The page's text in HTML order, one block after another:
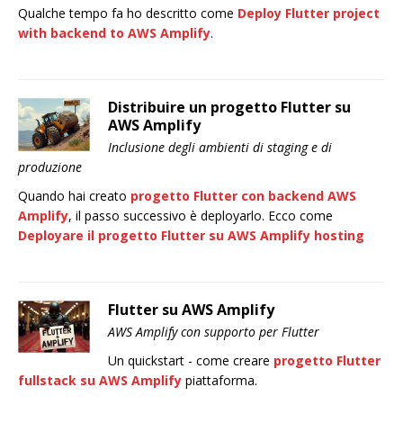
Qualche tempo fa ho descritto come Deploy Flutter project
with backend to AWS Amplify.
Distribuire un progetto Flutter su
AWS Amplify
Inclusione degli ambienti di staging e di
produzione
Quando hai creato progetto Flutter con backend AWS
Amplify, il passo successivo è deployarlo. Ecco come
Deployare il progetto Flutter su AWS Amplify hosting
Flutter su AWS Amplify
AWS Amplify con supporto per Flutter
Un quickstart - come creare progetto Flutter
fullstack su AWS Amplify piattaforma.